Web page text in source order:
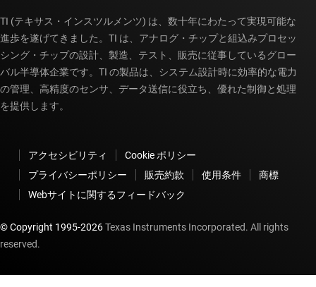
TI (テキサス・インスツルメンツ) は、数十年にわたって実現可能な
進歩を遂げてきました。TI は、アナログ・チップと組込みプロセッ
シング・チップの設計、製造、テスト、販売に従事しているグロー
バル半導体企業です。TI の製品は、システム設計時に効率的な電力
の管理、高精度のセンサ、データ送信に役立ち、優れた制御と処理
を提供します。
アクセシビリティ
Cookie ポリシー
プライバシーポリシー
販売約款 使用条件
商標
Webサイトに関するフィードバック
© Copyright 1995-2026Texas Instruments Incorporated. All rights
reserved.